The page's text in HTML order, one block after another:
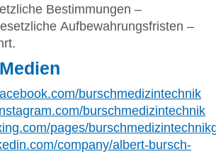
Bestimmungen –
Aufbewahrungsfristen –
burschmedizintechnik
burschmedizintechnik
pages/
company/albert-bursch-